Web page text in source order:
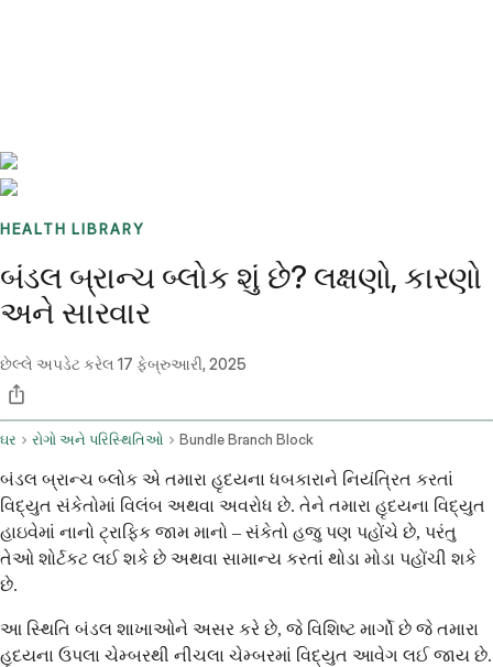
HEALTH LIBRARY
બંડલ બ્રાન્ચ બ્લોક શું છે? લક્ષણો, કારણો
અને સારવાર
છેલ્લે અપડેટ કરેલ 17 ફેબ્રુઆરી, 2025
ઘર રોગો અને પરિસ્થિતિઓ Bundle Branch Block
બંડલ બ્રાન્ચ બ્લોક એ તમારા હૃદયના ધબકારાને નિયંત્રિત કરતાં
વિદ્યુત સંકેતોમાં વિલંબ અથવા અવરોધ છે. તેને તમારા હૃદયના વિદ્યુત
હાઇવેમાં નાનો ટ્રાફિક જામ માનો – સંકેતો હજુ પણ પહોંચે છે, પરંતુ
તેઓ શોર્ટકટ લઈ શકે છે અથવા સામાન્ય કરતાં થોડા મોડા પહોંચી શકે
છે.
આ સ્થિતિ બંડલ શાખાઓને અસર કરે છે, જે વિશિષ્ટ માર્ગો છે જે તમારા
હૃદયના ઉપલા ચેમ્બરથી નીચલા ચેમ્બરમાં વિદ્યુત આવેગ લઈ જાય છે.